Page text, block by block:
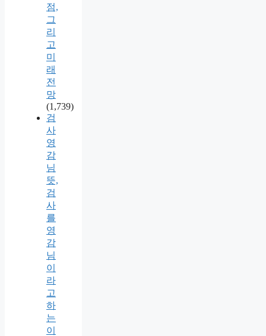
점,
그
리
고
미
래
전
망
(1,739)
검
사
영
감
님
뜻,
검
사
를
영
감
님
이
라
고
하
는
이